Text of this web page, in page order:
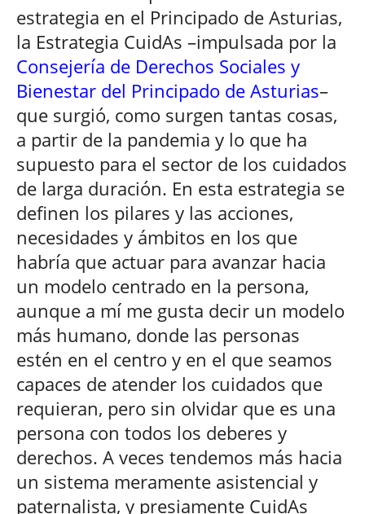
estrategia en el Principado de Asturias,
la Estrategia CuidAs –impulsada por la
Consejería de Derechos Sociales y
Bienestar del Principado de Asturias–
que surgió, como surgen tantas cosas,
a partir de la pandemia y lo que ha
supuesto para el sector de los cuidados
de larga duración. En esta estrategia se
definen los pilares y las acciones,
necesidades y ámbitos en los que
habría que actuar para avanzar hacia
un modelo centrado en la persona,
aunque a mí me gusta decir un modelo
más humano, donde las personas
estén en el centro y en el que seamos
capaces de atender los cuidados que
requieran, pero sin olvidar que es una
persona con todos los deberes y
derechos. A veces tendemos más hacia
un sistema meramente asistencial y
paternalista, y presiamente CuidAs